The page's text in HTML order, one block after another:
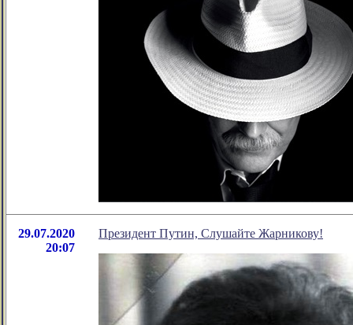
29.07.2020
20:07
Президент Путин, Слушайте Жарникову!